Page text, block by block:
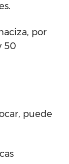
por
50
puede